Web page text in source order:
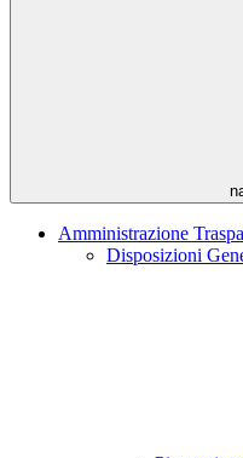
Amministrazione
Disposizioni